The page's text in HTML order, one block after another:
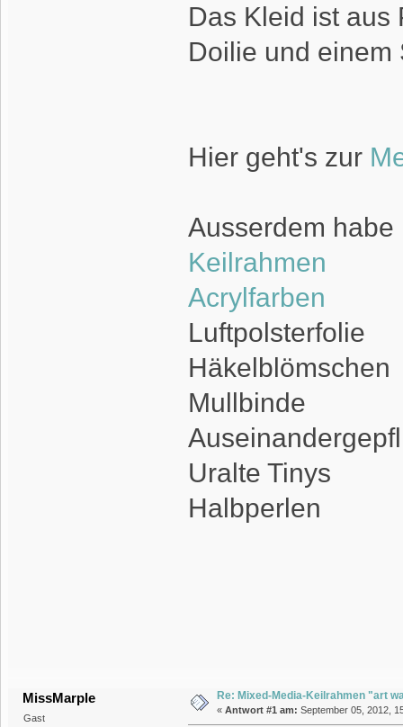
Das Kleid ist aus
Doilie und einem
Hier geht's zur
Ausserdem habe
Keilrahmen
Acrylfarben
Luftpolsterfolie
Häkelblömschen
Mullbinde
Uralte Tinys
Halbperlen
MissMarple
Gast
Re: Mixed-Media-Keilrahmen "art
« Antwort #1 am: September 05, 2012,